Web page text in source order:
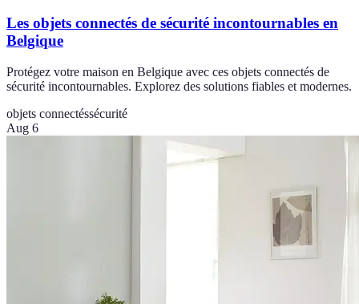
Les objets connectés de sécurité incontournables en
Belgique
Protégez votre maison en Belgique avec ces objets connectés de
sécurité incontournables. Explorez des solutions fiables et modernes.
objets connectéssécurité
Aug 6